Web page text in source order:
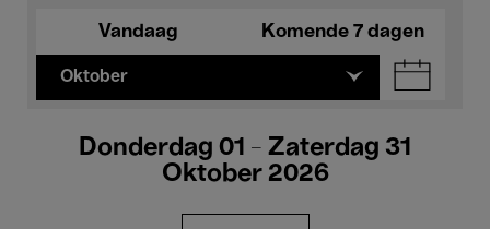
Vandaag Komende 7 dagen
Oktober
Donderdag 01 - Zaterdag 31
Oktober 2026